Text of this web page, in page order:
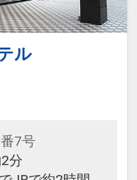
ル
7号
分